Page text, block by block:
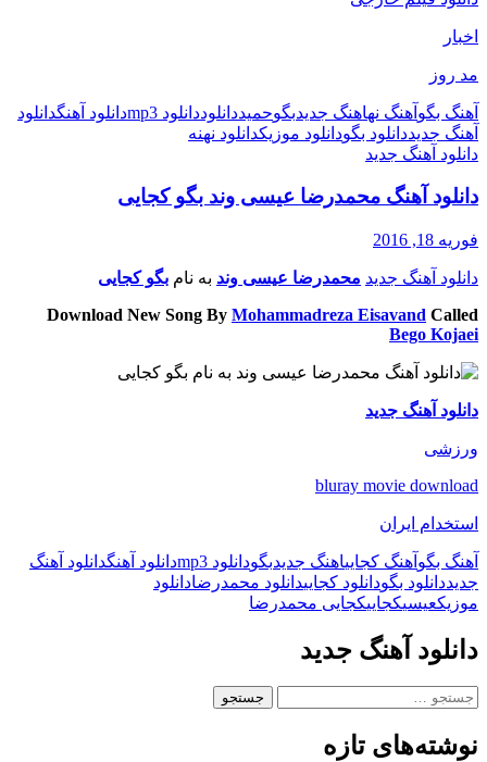
اخبار
مد روز
آهنگ بگو آهنگ نهاهنگ جدیدبگوحمیددانلوددانلود mp3 دانلود آهنگدانلود
آهنگ جدیددانلود بگودانلود موزیکدانلود نهنه
دانلود آهنگ جدید
دانلود آهنگ محمدرضا عیسی وند بگو کجایی
فوریه 18, 2016
دانلود آهنگ جدید محمدرضا عیسی وند به نام بگو کجایی
Download New Song By Mohammadreza Eisavand Called
Bego Kojaei
دانلود آهنگ جدید
ورزشی
bluray movie download
استخدام ایران
آهنگ بگو آهنگ کجاییاهنگ جدیدبگودانلود mp3 دانلود آهنگدانلود آهنگ
جدیددانلود بگودانلود کجاییدانلود محمدرضادانلود
موزیکعیسیکجاییکجایی محمدرضا
دانلود آهنگ جدید
جستجو
نوشته‌های تازه